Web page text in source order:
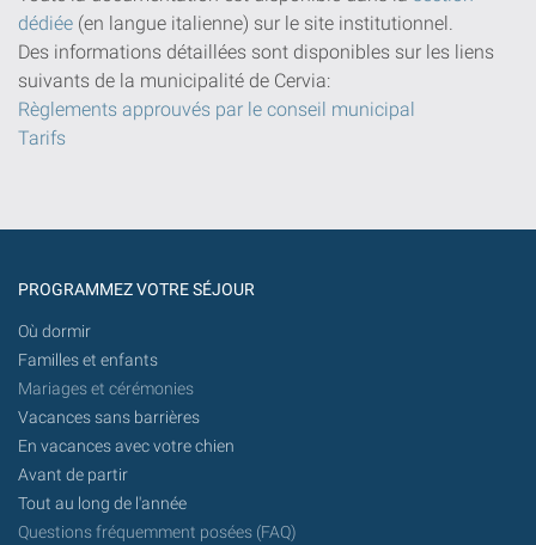
dédiée (en langue italienne) sur le site institutionnel.
Des informations détaillées sont disponibles sur les liens
suivants de la municipalité de Cervia:
Règlements approuvés par le conseil municipal
Tarifs
PROGRAMMEZ VOTRE SÉJOUR
Où dormir
Familles et enfants
Mariages et cérémonies
Vacances sans barrières
En vacances avec votre chien
Avant de partir
Tout au long de l'année
Questions fréquemment posées (FAQ)